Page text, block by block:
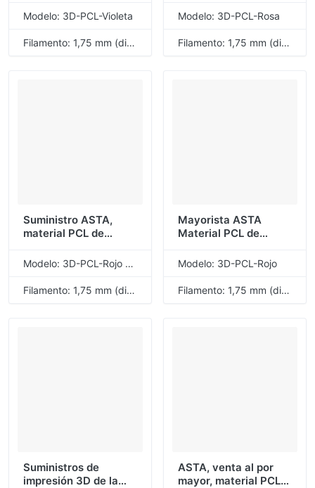
impresión 3D Violeta
Suministros de baja
temperatura PCL
Modelo: 3D-PCL-Violeta
Filamento: 1,75 mm (diámetro)
Filamento de
1.75 mm 1 KG 1 rollo
Modelo: 3D-PCL-Rosa
Filamento: 1,75 mm (diámetro)
Suministro ASTA,
material PCL de
filamento de
impresión 3D, rojo
violeta, 1,75mm, 1KG, 1
Modelo: 3D-PCL-Rojo Violeta
Filamento: 1,75 mm (diámetro)
Mayorista ASTA
Material PCL de
Filamento de
impresión 3D Rojo
1.75 mm 1 KG 1 rollo
Suministros de
Modelo: 3D-PCL-Rojo
Filamento: 1,75 mm (diámetro)
Suministros de
impresión 3D de la
ASTA, venta al por
mayor, material PCL